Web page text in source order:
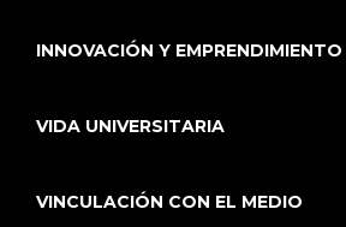
INNOVACIÓN Y EMPRENDIMIENTO
VIDA UNIVERSITARIA
VINCULACIÓN CON EL MEDIO